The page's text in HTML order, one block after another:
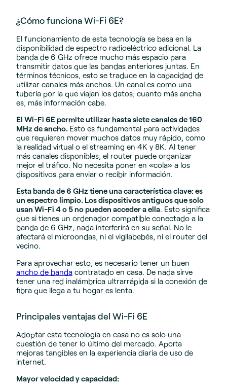
¿Cómo funciona Wi-Fi 6E?
El funcionamiento de esta tecnología se basa en la
disponibilidad de espectro radioeléctrico adicional. La
banda de 6 GHz ofrece mucho más espacio para
transmitir datos que las bandas anteriores juntas. En
términos técnicos, esto se traduce en la capacidad de
utilizar canales más anchos. Un canal es como una
tubería por la que viajan los datos; cuanto más ancha
es, más información cabe.
El Wi-Fi 6E permite utilizar hasta siete canales de 160
MHz de ancho. Esto es fundamental para actividades
que requieren mover muchos datos muy rápido, como
la realidad virtual o el streaming en 4K y 8K. Al tener
más canales disponibles, el router puede organizar
mejor el tráfico. No necesita poner en «cola» a los
dispositivos para enviar o recibir información.
Esta banda de 6 GHz tiene una característica clave: es
un espectro limpio. Los dispositivos antiguos que solo
usan Wi-Fi 4 o 5 no pueden acceder a ella. Esto significa
que si tienes un ordenador compatible conectado a la
banda de 6 GHz, nada interferirá en su señal. No le
afectará el microondas, ni el vigilabebés, ni el router del
vecino.
Para aprovechar esto, es necesario tener un buen
ancho de banda contratado en casa. De nada sirve
tener una red inalámbrica ultrarrápida si la conexión de
fibra que llega a tu hogar es lenta.
Principales ventajas del Wi-Fi 6E
Adoptar esta tecnología en casa no es solo una
cuestión de tener lo último del mercado. Aporta
mejoras tangibles en la experiencia diaria de uso de
internet.
Mayor velocidad y capacidad: